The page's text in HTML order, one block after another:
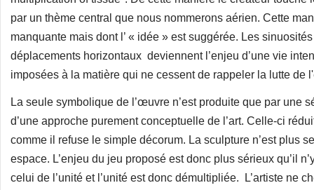
par un thème central que nous nommerons aérien. Cette
manquante mais dont l’ « idée » est suggérée. Les
déplacements horizontaux deviennent l’enjeu d’une vie
imposées à la matière qui ne cessent de rappeler la lutte de
La seule symbolique de l’œuvre n’est produite que par une
d’une approche purement conceptuelle de l’art. Celle-ci
comme il refuse le simple décorum. La sculpture n’est plus
espace. L’enjeu du jeu proposé est donc plus sérieux qu’il
celui de l’unité et l’unité est donc démultipliée. L’artiste ne